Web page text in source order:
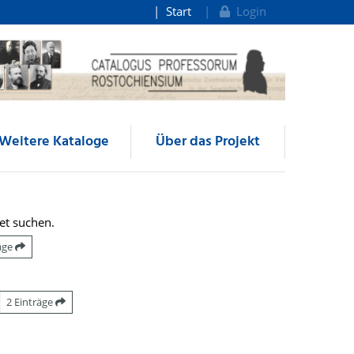
Start Login
Kataloge Über das Projekt
suchen.
2 Einträge